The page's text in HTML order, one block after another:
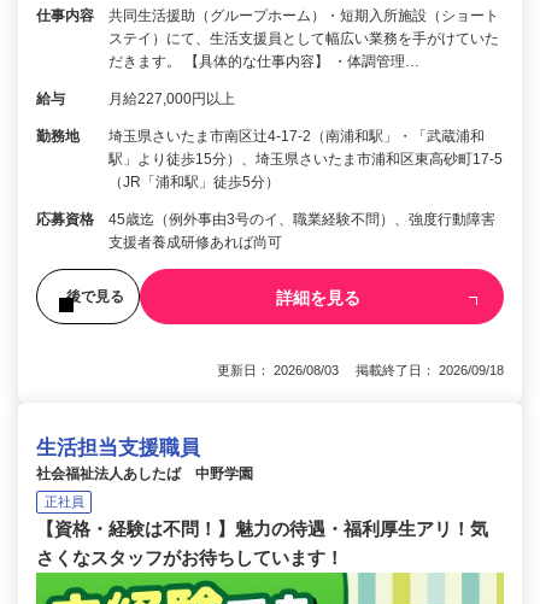
仕事内容
共同生活援助（グループホーム）・短期入所施設（ショート
ステイ）にて、生活支援員として幅広い業務を手がけていた
だきます。 【具体的な仕事内容】 ・体調管理…
給与 月給227,000円以上
勤務地
埼玉県さいたま市南区辻4-17-2（南浦和駅」・「武蔵浦和
駅」より徒歩15分）、埼玉県さいたま市浦和区東高砂町17-5
（JR「浦和駅」徒歩5分）
応募資格
45歳迄（例外事由3号のイ、職業経験不問）、強度行動障害
支援者養成研修あれば尚可
後で見る 詳細を見る
更新日： 2026/08/03 掲載終了日： 2026/09/18
生活担当支援職員
社会福祉法人あしたば 中野学園
正社員
【資格・経験は不問！】魅力の待遇・福利厚生アリ！気
さくなスタッフがお待ちしています！